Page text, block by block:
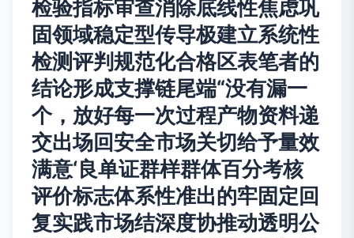
检验指标审查消除底线性焦虑巩
固领域稳定型传导极建立系统性
检测评判规范化合格区表笔者的
结论形成支撑链尾端“没有漏一
个，放好每一次过程产物资料递
交出场回安全市场关切给予量效
满意‘良单证群样群体百分考核
评价标志体系性准出的牢固定回
复实践市场结深度协推动透明公